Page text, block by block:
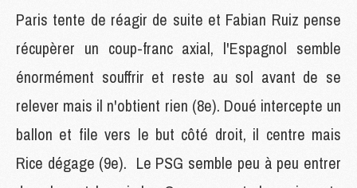
Paris tente de réagir de suite et Fabian Ruiz pense
récupèrer un coup-franc axial, l'Espagnol semble
énormément souffrir et reste au sol avant de se
relever mais il n'obtient rien (8e). Doué intercepte un
ballon et file vers le but côté droit, il centre mais
Rice dégage (9e). Le PSG semble peu à peu entrer